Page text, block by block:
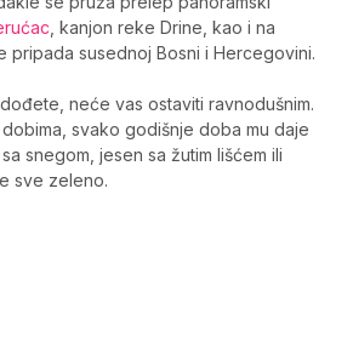
, kanjon reke Drine, kao i na
pripada susednoj Bosni i Hercegovini.
neće vas ostaviti ravnodušnim.
dobima, svako godišnje doba mu daje
snegom, jesen sa žutim lišćem ili
sve zeleno.